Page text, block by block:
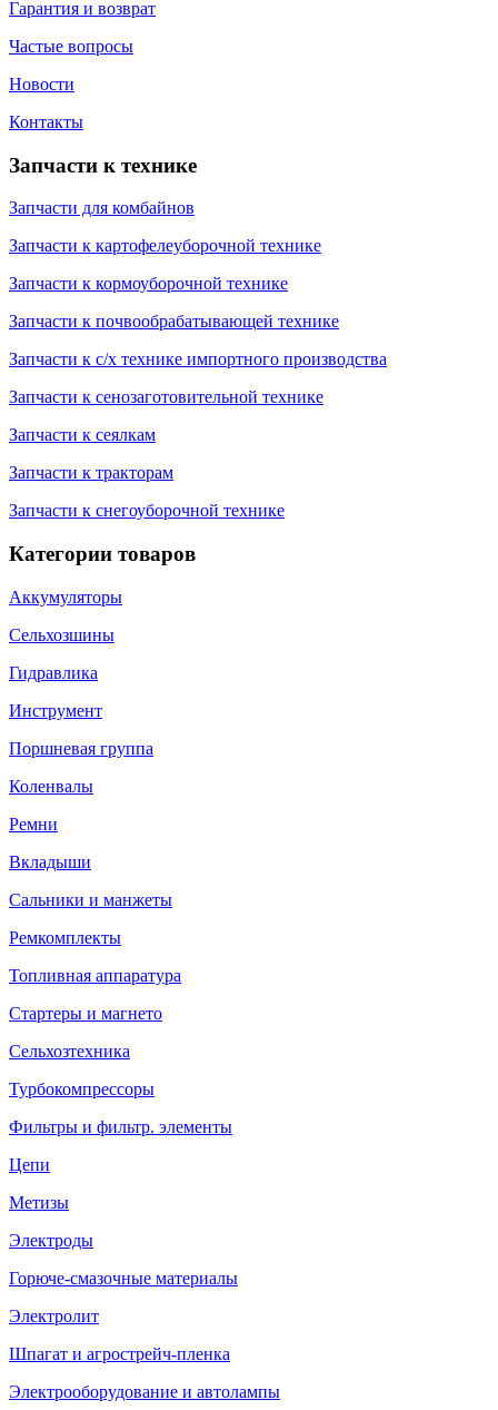
Гарантия и возврат
Частые вопросы
Новости
Контакты
Запчасти к технике
Запчасти для комбайнов
Запчасти к картофелеуборочной технике
Запчасти к кормоуборочной технике
Запчасти к почвообрабатывающей технике
Запчасти к с/х технике импортного производства
Запчасти к сенозаготовительной технике
Запчасти к сеялкам
Запчасти к тракторам
Запчасти к снегоуборочной технике
Категории товаров
Аккумуляторы
Сельхозшины
Гидравлика
Инструмент
Поршневая группа
Коленвалы
Ремни
Вкладыши
Сальники и манжеты
Ремкомплекты
Топливная аппаратура
Стартеры и магнето
Сельхозтехника
Турбокомпрессоры
Фильтры и фильтр. элементы
Цепи
Метизы
Электроды
Горюче-смазочные материалы
Электролит
Шпагат и агрострейч-пленка
Электрооборудование и автолампы